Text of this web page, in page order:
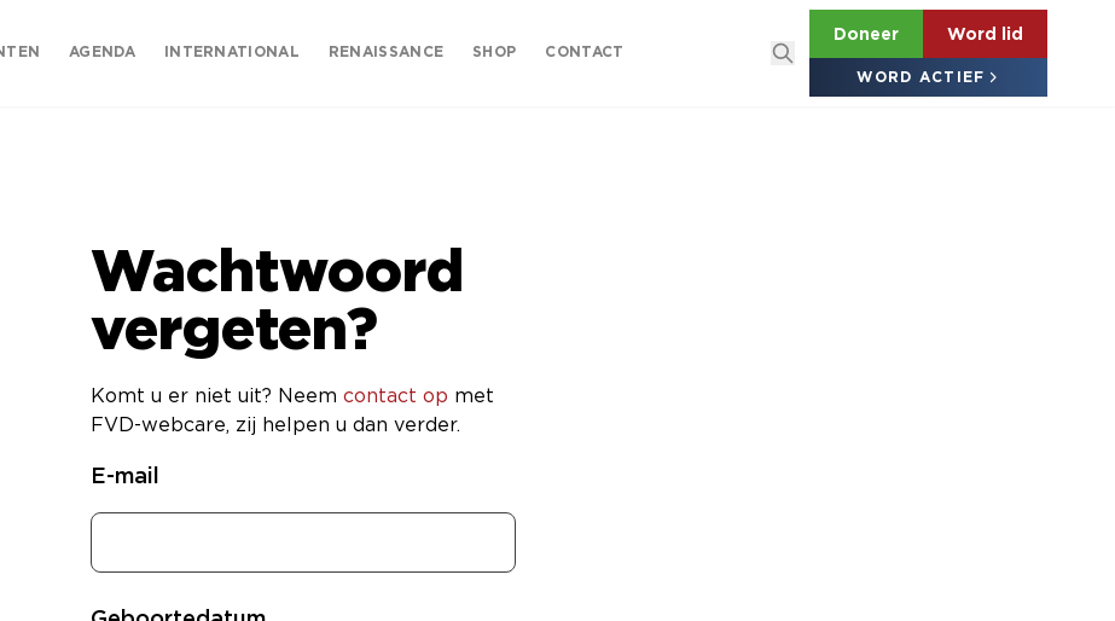
AGENDA INTERNATIONAL RENAISSANCE SHOP CONTACT
Doneer Word lid
WORD ACTIEF
Wachtwoord
vergeten?
Komt u er niet uit? Neem contact op met
FVD-webcare, zij helpen u dan verder.
E-mail